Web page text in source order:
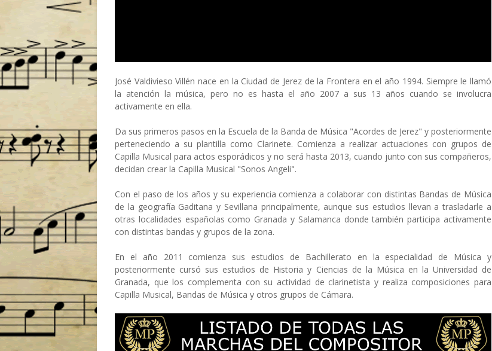
José Valdivieso Villén nace en la Ciudad de Jerez de la Frontera en el año 1994. Siempre le llamó
la atención la música, pero no es hasta el año 2007 a sus 13 años cuando se involucra
activamente en ella.
Da sus primeros pasos en la Escuela de la Banda de Música "Acordes de Jerez" y posteriormente
perteneciendo a su plantilla como Clarinete. Comienza a realizar actuaciones con grupos de
Capilla Musical para actos esporádicos y no será hasta 2013, cuando junto con sus compañeros,
decidan crear la Capilla Musical "Sonos Angeli".
Con el paso de los años y su experiencia comienza a colaborar con distintas Bandas de Música
de la geografía Gaditana y Sevillana principalmente, aunque sus estudios llevan a trasladarle a
otras localidades españolas como Granada y Salamanca donde también participa activamente
con distintas bandas y grupos de la zona.
En el año 2011 comienza sus estudios de Bachillerato en la especialidad de Música y
posteriormente cursó sus estudios de Historia y Ciencias de la Música en la Universidad de
Granada, que los complementa con su actividad de clarinetista y realiza composiciones para
Capilla Musical, Bandas de Música y otros grupos de Cámara.